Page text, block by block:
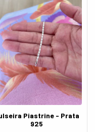
Piastrine - Prata
925